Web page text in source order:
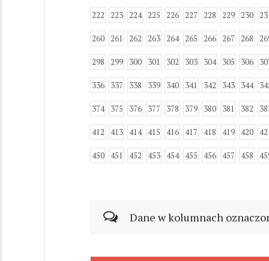
222 223 224 225 226 227 228 229 230
260 261 262 263 264 265 266 267 268
298 299 300 301 302 303 304 305 306
336 337 338 339 340 341 342 343 344
374 375 376 377 378 379 380 381 382
412 413 414 415 416 417 418 419 420
450 451 452 453 454 455 456 457 458
Dane w kolumnach